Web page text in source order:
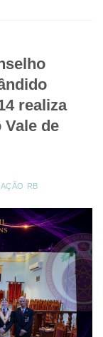
realiza
Vale de
RB